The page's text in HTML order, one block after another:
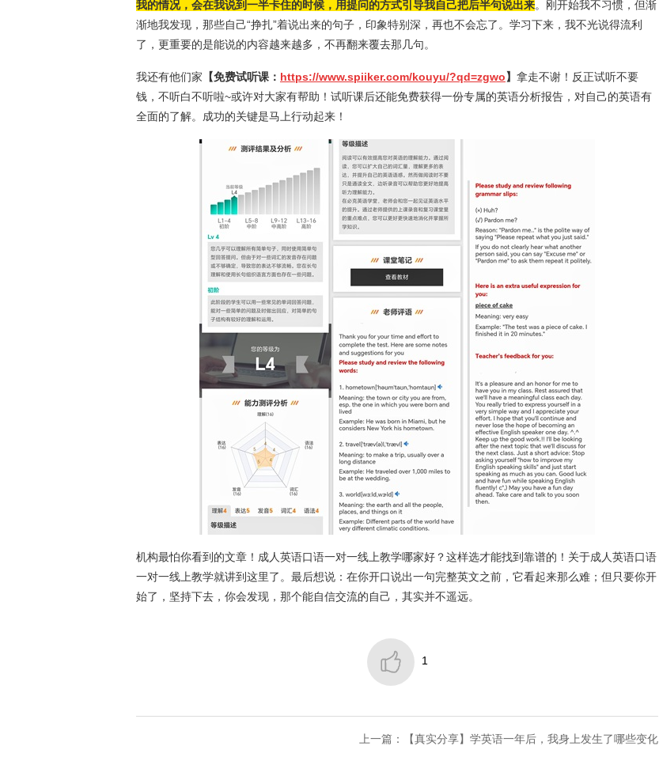
我的情况，会在我说到一半卡住的时候，用提问的方式引导我自己把后半句说出来。刚开始我不习惯，但渐
渐地我发现，那些自己“挣扎”着说出来的句子，印象特别深，再也不会忘了。学习下来，我不光说得流利
了，更重要的是能说的内容越来越多，不再翻来覆去那几句。
我还有他们家 【免费试听课： https://www.spiiker.com/kouyu/?qd=zgwo】 拿走不谢！反正试听不要
钱，不听白不听啦~或许对大家有帮助！试听课后还能免费获得一份专属的英语分析报告，对自己的英语有
全面的了解。成功的关键是马上行动起来！
机构最怕你看到的文章！成人英语口语一对一线上教学哪家好？这样选才能找到靠谱的！关于成人英语口语
一对一线上教学就讲到这里了。最后想说：在你开口说出一句完整英文之前，它看起来那么难；但只要你开
始了，坚持下去，你会发现，那个能自信交流的自己，其实并不遥远。
 1
上一篇：​【真实分享】学英语一年后，我身上发生了哪些变化